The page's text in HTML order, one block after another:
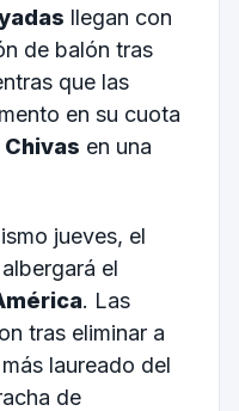
llegan con
de balón tras
que las
en su cuota
Chivas en una
jueves, el
albergará el
. Las
tras eliminar a
laureado del
de